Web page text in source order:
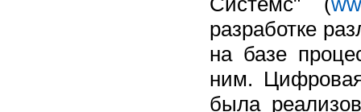
разработке
на базе
ним.
была